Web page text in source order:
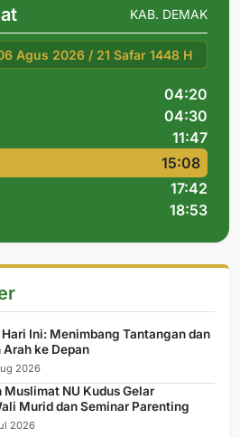
KAB. DEMAK
Agus 2026 / 21 Safar 1448 H
04:20
04:30
11:47
15:08
17:42
18:53
Hari Ini: Menimbang Tantangan dan
ke Depan
2026
Muslimat NU Kudus Gelar
Murid dan Seminar Parenting
2026